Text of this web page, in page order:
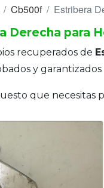
Cb500f
Estribera
Derecha para
recuperados de
y garantizados
que necesitas